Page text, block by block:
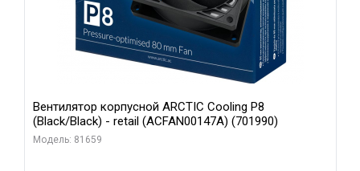
Вентилятор корпусной ARCTIC Cooling P8
(Black/Black) - retail (ACFAN00147A) (701990)
Модель: 81659